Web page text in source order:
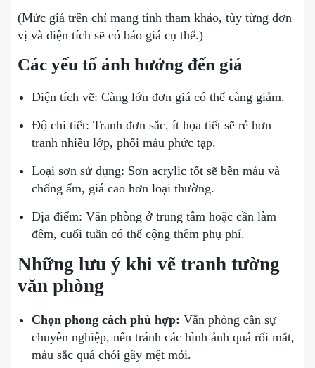
(Mức giá trên chỉ mang tính tham khảo, tùy từng đơn
vị và diện tích sẽ có báo giá cụ thể.)
Các yếu tố ảnh hưởng đến giá
Diện tích vẽ: Càng lớn đơn giá có thể càng giảm.
Độ chi tiết: Tranh đơn sắc, ít họa tiết sẽ rẻ hơn
tranh nhiều lớp, phối màu phức tạp.
Loại sơn sử dụng: Sơn acrylic tốt sẽ bền màu và
chống ẩm, giá cao hơn loại thường.
Địa điểm: Văn phòng ở trung tâm hoặc cần làm
đêm, cuối tuần có thể cộng thêm phụ phí.
Những lưu ý khi vẽ tranh tường
văn phòng
Chọn phong cách phù hợp: Văn phòng cần sự
chuyên nghiệp, nên tránh các hình ảnh quá rối mắt,
màu sắc quá chói gây mệt mỏi.